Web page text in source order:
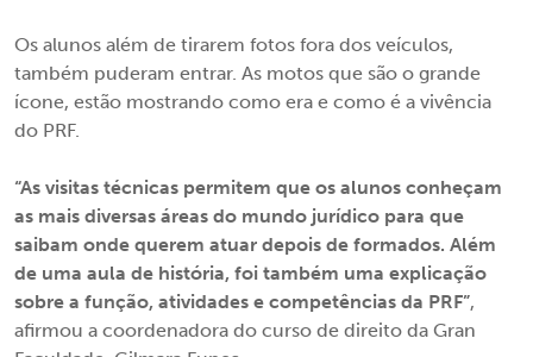
Os alunos além de tirarem fotos fora dos veículos,
também puderam entrar. As motos que são o grande
ícone, estão mostrando como era e como é a vivência
do PRF.
“As visitas técnicas permitem que os alunos conheçam
as mais diversas áreas do mundo jurídico para que
saibam onde querem atuar depois de formados. Além
de uma aula de história, foi também uma explicação
sobre a função, atividades e competências da PRF”,
afirmou a coordenadora do curso de direito da Gran